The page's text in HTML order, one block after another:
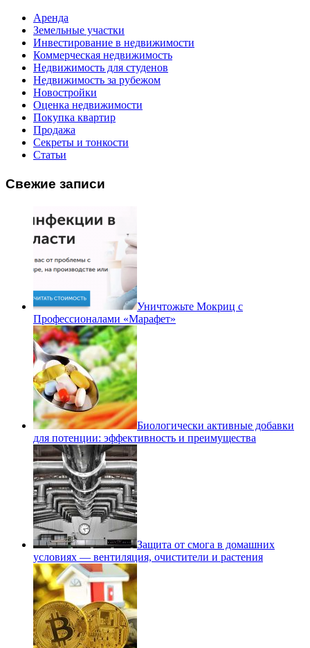
Аренда
Земельные участки
Инвестирование в недвижимости
Коммерческая недвижимость
Недвижимость для студенов
Недвижимость за рубежом
Новостройки
Оценка недвижимости
Покупка квартир
Продажа
Секреты и тонкости
Статьи
Свежие записи
Уничтожьте Мокриц с
Профессионалами «Марафет»
Биологически активные добавки
для потенции: эффективность и преимущества
Защита от смога в домашних
условиях — вентиляция, очистители и растения